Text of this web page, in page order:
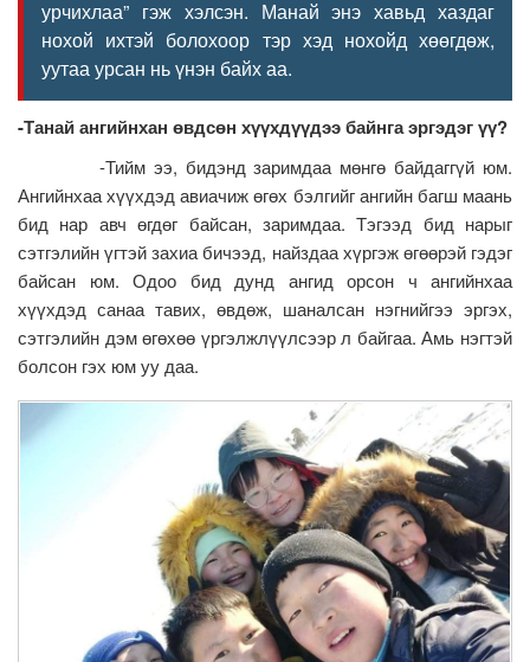
урчихлаа” гэж хэлсэн. Манай энэ хавьд хаздаг
нохой ихтэй болохоор тэр хэд нохойд хөөгдөж,
уутаа урсан нь үнэн байх аа.
-Танайангийнхан өвдсөн хүүхдүүдээбайнгаэргэдэгүү?
-Тийм ээ, бидэнд заримдаа мөнгө байдаггүй юм.
Ангийнхаа хүүхдэд авиачиж өгөх бэлгийг ангийн багш маань
бид нар авч өгдөг байсан, заримдаа. Тэгээд бид нарыг
сэтгэлийн үгтэй захиа бичээд, найздаа хүргэж өгөөрэй гэдэг
байсан юм. Одоо бид дунд ангид орсон ч ангийнхаа
хүүхдэд санаа тавих, өвдөж, шаналсан нэгнийгээ эргэх,
сэтгэлийн дэм өгөхөө үргэлжлүүлсээр л байгаа. Амь нэгтэй
болсон гэх юм уу даа.